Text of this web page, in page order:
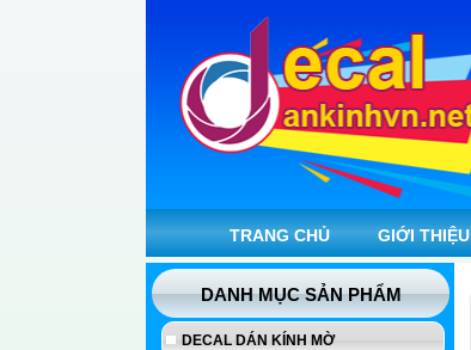
TRANG CHỦ GIỚI THIỆU
DANH MỤC SẢN PHẨM
DECAL DÁN KÍNH MỜ